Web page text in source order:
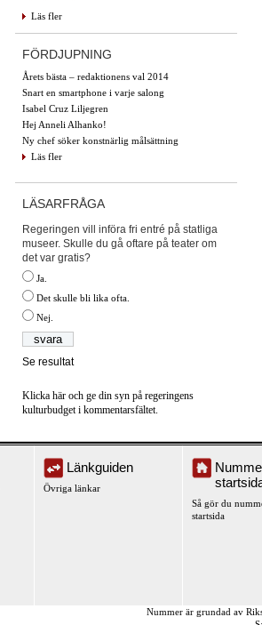
Läs fler
FÖRDJUPNING
Årets bästa – redaktionens val 2014
Snart en smartphone i varje salong
Isabel Cruz Liljegren
Hej Anneli Alhanko!
Ny chef söker konstnärlig målsättning
Läs fler
LÄSARFRÅGA
Regeringen vill införa fri entré på statliga
museer. Skulle du gå oftare på teater om
det var gratis?
Ja.
Det skulle bli lika ofta.
Nej.
Se resultat
Klicka här och ge din syn på regeringens
kulturbudget i kommentarsfältet.
Länkguiden
Övriga länkar
Så gör du
startsida
Nummer är grundad av